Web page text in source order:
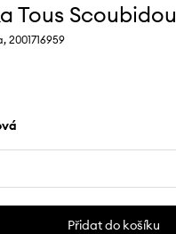
Tous Scoubidou
2001716959
Přidat do košíku